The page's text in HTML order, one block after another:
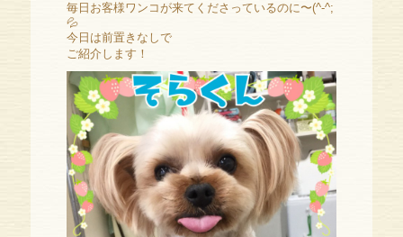
毎日お客様ワンコが来てくださっているのに〜(^-^;
💦
今日は前置きなしで
ご紹介します！